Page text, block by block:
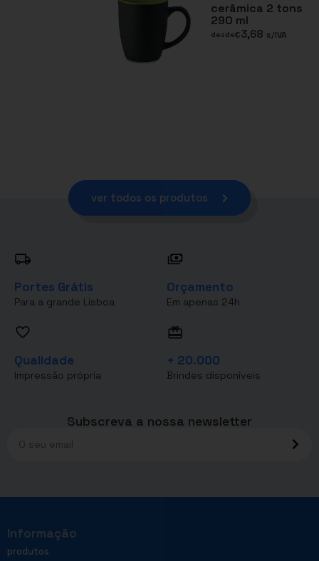
cerâmica 2 tons
290 ml
desde€3,68 s/IVA
ver todos os produtos
Portes Grátis
Para a grande Lisboa
Orçamento
Em apenas 24h
Qualidade
Impressão própria
+ 20.000
Brindes disponíveis
Subscreva a nossa newsletter
Informação
produtos